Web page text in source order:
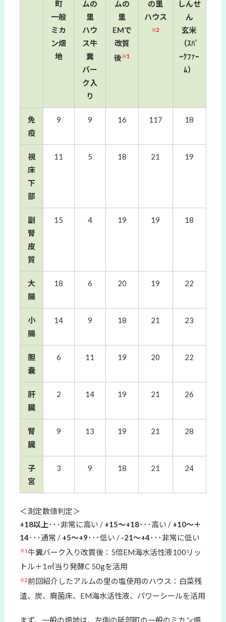
町
一般
ミカ
ン畑
地
ムの
里
ハウ
ス牛
糞
バー
ク入
り
ムの
里
EMで
改質
後※1
の里
ハウス
※2
しんせ
ん
玄米
（ｽﾊﾟ
ｰｸﾌｧｰ
ﾑ）
免
疫
9 9 16 117 18
視
床
下
部
11 5 18 21 19
副
腎
皮
質
15 4 19 19 18
大
腸
18 6 20 19 22
小
腸
14 9 18 21 23
胆
嚢
6 11 19 20 22
肝
臓
2 14 19 21 26
腎
臓
9 13 19 21 28
子
宮
3 9 18 21 24
＜測定数値判定＞
+18以上･･･非常に高い / +15～+18･･･高い / +10～＋
14･･･通常 / +5～+9･･･低い / -21～+4･･･非常に低い
※1牛糞バーク入り改質後：5倍EM海水活性液100リッ
トル＋1㎡当り発酵C 50gを活用
※2前回紹介したアルムの里の塩使用のハウス：白菜残
渣、炭、廃菌床、EM海水活性液、パワーシールを活用
まず、一般の畑地は、左側の砥部町の一般のミカン畑